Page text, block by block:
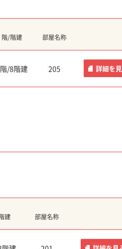
階/階建 部屋名称
/8階建 205 詳細を
建 部屋名称